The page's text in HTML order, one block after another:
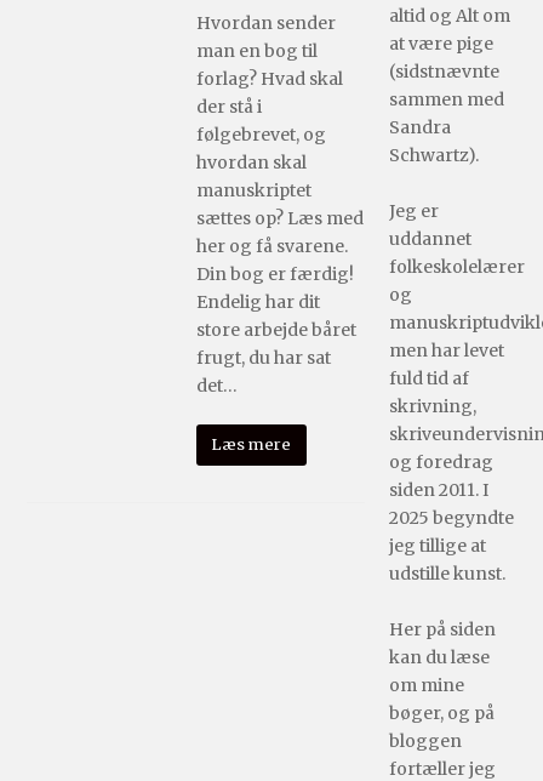
Hvordan sender
man en bog til
forlag? Hvad skal
der stå i
følgebrevet, og
hvordan skal
manuskriptet
sættes op? Læs med
her og få svarene.
Din bog er færdig!
Endelig har dit
store arbejde båret
frugt, du har sat
det…
Læs mere
altid og Alt om
at være pige
(sidstnævnte
sammen med
Sandra
Schwartz).
Jeg er
uddannet
folkeskolelærer
og
men har levet
fuld tid af
skrivning,
og foredrag
siden 2011. I
2025 begyndte
jeg tillige at
udstille kunst.
Her på siden
kan du læse
om mine
bøger, og på
bloggen
fortæller jeg